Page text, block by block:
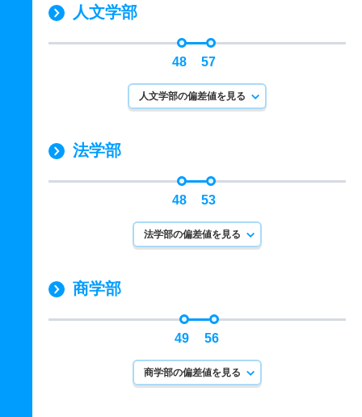
人文学部
48 57
人文学部の偏差値を見る
法学部
48 53
法学部の偏差値を見る
商学部
49 56
商学部の偏差値を見る